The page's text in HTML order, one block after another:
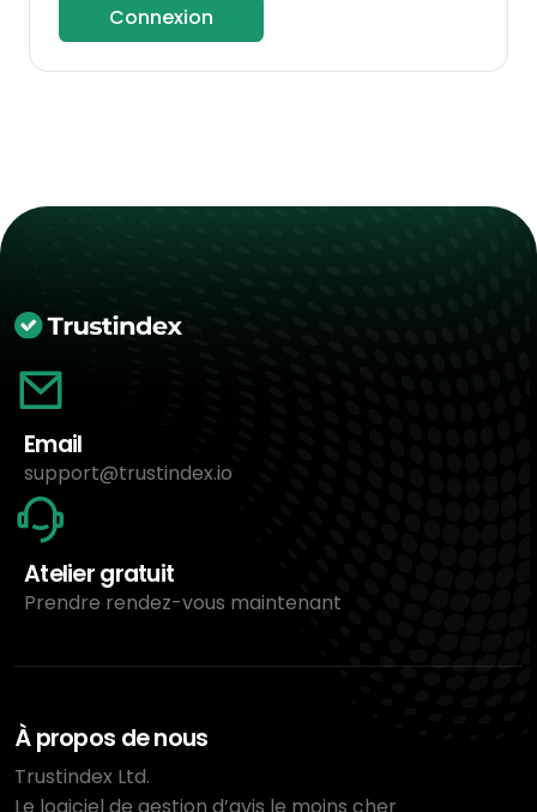
Connexion
Email
support@trustindex.io
Atelier gratuit
Prendre rendez-vous maintenant
À propos de nous
Trustindex Ltd.